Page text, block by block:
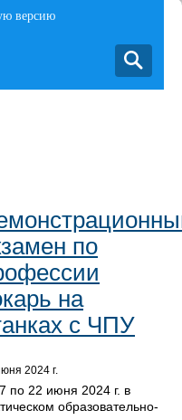
версию
по
на
с ЧПУ
2024 г.
по 22 июня 2024 г. в
образовательно-